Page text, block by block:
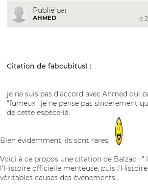
Publié par
AHMED
le
Citation de fabcubitus1 :
je ne suis pas d'accord avec Ahmed qui
"fumeux". je ne pense pas sincérement
de cette espèce-là.
Bien évidemment, ils sont rares
Voici à ce propos une citation de Balzac : "
l'Histoire officielle menteuse, puis
véritables causes des événements".